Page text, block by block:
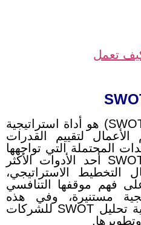
تحليل سوات (SWOT Analysis) هو أداة استراتيجية
لتقييم القدرات
المحتملة التي تواجهها
الشركات، ويعد تحليل SWOT أحد الأدوات الأكثر
التخطيط الاستراتيجي،
فهم موقفها التنافسي
مستنيرة، وفي هذه
النقاط، سنستكشف أهمية تحليل SWOT للشركات